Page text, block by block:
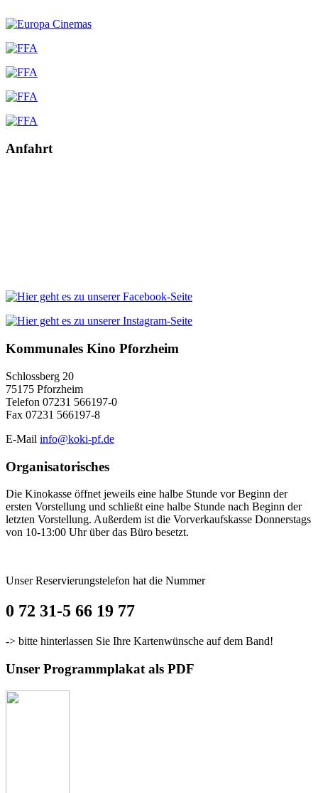
Anfahrt
Kommunales Kino Pforzheim
Schlossberg 20
75175 Pforzheim
Telefon 07231 566197-0
Fax 07231 566197-8
E-Mail info@koki-pf.de
Organisatorisches
Die Kinokasse öffnet jeweils eine halbe Stunde vor Beginn der
ersten Vorstellung und schließt eine halbe Stunde nach Beginn der
letzten Vorstellung. Außerdem ist die Vorverkaufskasse Donnerstags
von 10-13:00 Uhr über das Büro besetzt.
Unser Reservierungstelefon hat die Nummer
0 72 31-5 66 19 77
-> bitte hinterlassen Sie Ihre Kartenwünsche auf dem Band!
Unser Programmplakat als PDF